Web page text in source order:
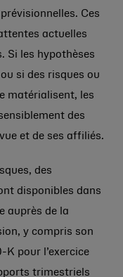
Ces
actuelles
Si les hypothèses
si des risques ou
matérialisent, les
des
et de ses affiliés.
des
disponibles dans
auprès de la
y compris son
pour l’exercice
trimestriels